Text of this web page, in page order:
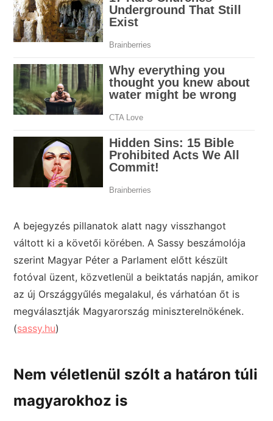
A bejegyzés pillanatok alatt nagy visszhangot
váltott ki a követői körében. A Sassy beszámolója
szerint Magyar Péter a Parlament előtt készült
fotóval üzent, közvetlenül a beiktatás napján, amikor
az új Országgyűlés megalakul, és várhatóan őt is
megválasztják Magyarország miniszterelnökének.
(sassy.hu)
Nem véletlenül szólt a határon túli
magyarokhoz is